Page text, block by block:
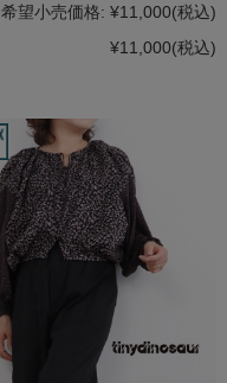
希望小売価格: ¥11,000(税込)
¥11,000(税込)